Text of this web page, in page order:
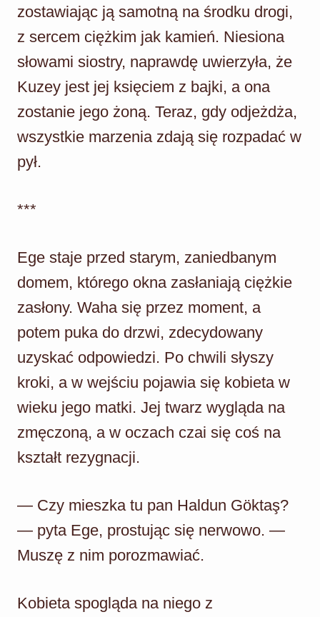
zostawiając ją samotną na środku drogi,
z sercem ciężkim jak kamień. Niesiona
słowami siostry, naprawdę uwierzyła, że
Kuzey jest jej księciem z bajki, a ona
zostanie jego żoną. Teraz, gdy odjeżdża,
wszystkie marzenia zdają się rozpadać w
pył.
***
Ege staje przed starym, zaniedbanym
domem, którego okna zasłaniają ciężkie
zasłony. Waha się przez moment, a
potem puka do drzwi, zdecydowany
uzyskać odpowiedzi. Po chwili słyszy
kroki, a w wejściu pojawia się kobieta w
wieku jego matki. Jej twarz wygląda na
zmęczoną, a w oczach czai się coś na
kształt rezygnacji.
— Czy mieszka tu pan Haldun Göktaş?
— pyta Ege, prostując się nerwowo. —
Muszę z nim porozmawiać.
Kobieta spogląda na niego z